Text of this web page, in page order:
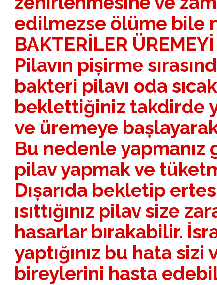
edilmezse ölüme bile
BAKTERİLER
Pilavın pișirme
bakteri pilavı oda
beklettiğiniz takdirde
ve üremeye
Bu nedenle yapmanız
pilav yapmak ve
Dıșarıda bekletip
ısıttığınız pilav size
hasarlar bırakabilir.
yaptığınız bu hata
bireylerini hasta